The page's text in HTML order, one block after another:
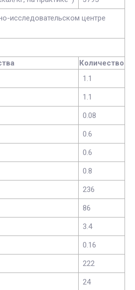
исследовательском центре
Количество
1.1
1.1
0.08
0.6
0.6
0.8
236
86
3.4
0.16
222
24